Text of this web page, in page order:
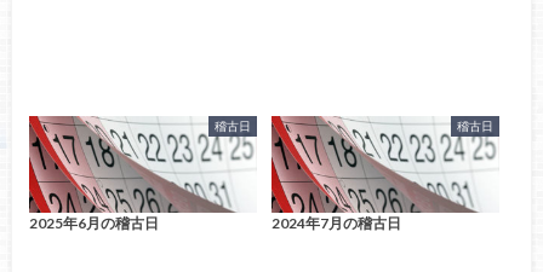
稽古日
2025年6月の稽古日
稽古日
2024年7月の稽古日